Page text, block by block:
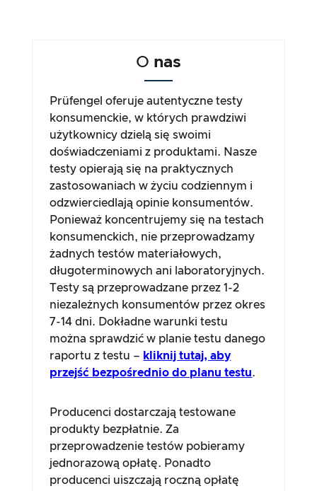
O nas
Prüfengel oferuje autentyczne testy
konsumenckie, w których prawdziwi
użytkownicy dzielą się swoimi
doświadczeniami z produktami. Nasze
testy opierają się na praktycznych
zastosowaniach w życiu codziennym i
odzwierciedlają opinie konsumentów.
Ponieważ koncentrujemy się na testach
konsumenckich, nie przeprowadzamy
żadnych testów materiałowych,
długoterminowych ani laboratoryjnych.
Testy są przeprowadzane przez 1-2
niezależnych konsumentów przez okres
7-14 dni. Dokładne warunki testu
można sprawdzić w planie testu danego
raportu z testu – kliknij tutaj, aby
przejść bezpośrednio do planu testu.
Producenci dostarczają testowane
produkty bezpłatnie. Za
przeprowadzenie testów pobieramy
jednorazową opłatę. Ponadto
producenci uiszczają roczną opłatę